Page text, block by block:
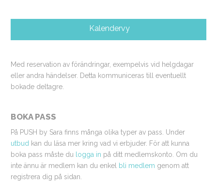
Kalendervy
Med reservation av förändringar, exempelvis vid helgdagar
eller andra händelser. Detta kommuniceras till eventuellt
bokade deltagre.
BOKA PASS
På PUSH by Sara finns många olika typer av pass. Under
utbud kan du läsa mer kring vad vi erbjuder. För att kunna
boka pass måste du logga in på ditt medlemskonto. Om du
inte ännu är medlem kan du enkel bli medlem genom att
registrera dig på sidan.